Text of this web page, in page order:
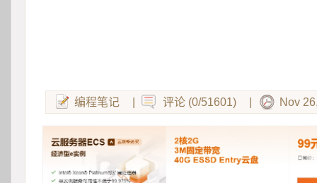
编程笔记 评论 (0/51601) Nov